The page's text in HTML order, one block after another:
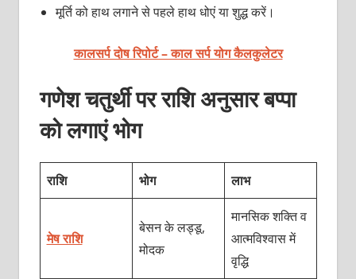
मूर्ति को हाथ लगाने से पहले हाथ धोएं या शुद्ध करें।
कालसर्प दोष रिपोर्ट – काल सर्प योग कैलकुलेटर
गणेश चतुर्थी पर राशि अनुसार बप्पा
को लगाएं भोग
राशि भोग लाभ
मेष राशि
बेसन के लड्डू,
मोदक
मानसिक शक्ति व
आत्मविश्वास में
वृद्धि